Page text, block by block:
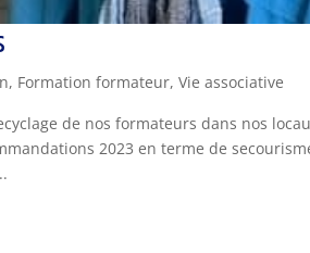
, Formation formateur,Vie associative
de nos formateurs dans nos
2023 en terme de